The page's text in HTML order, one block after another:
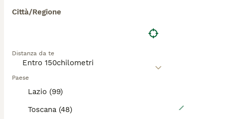
Città/Regione
Distanza da te
Paese
Lazio (99)
Toscana (48)